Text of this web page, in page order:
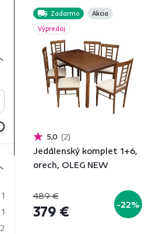
1
1
2
Zadarmo
Akcia
Výpredaj
5,0 2
Jedálenský komplet 1+6,
orech, OLEG NEW
489 €
379 € -22%